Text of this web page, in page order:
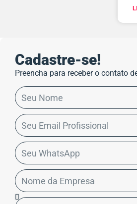
Cadastre-se!
Preencha para receber o contato